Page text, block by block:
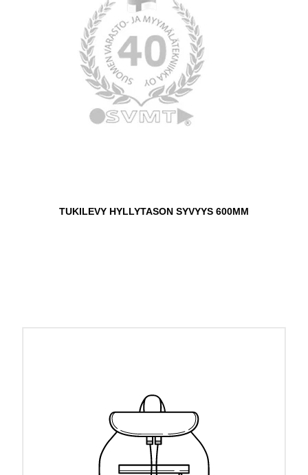
TUKILEVY HYLLYTASON SYVYYS 600MM